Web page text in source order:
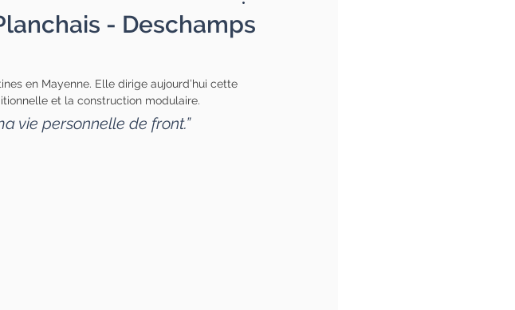
- Deschamps
en Mayenne. Elle dirige aujourd’hui cette
et la construction modulaire.
vie personnelle de front.”